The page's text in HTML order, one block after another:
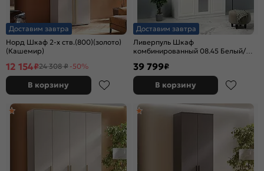
Доставим завтра
Норд Шкаф 2-х ств.(800)(золото)
(Кашемир)
12 154₽24 308 ₽ -50%
В корзину
Доставим завтра
Ливерпуль Шкаф
комбинированный 08.45 Белый/
39 799₽
В корзину